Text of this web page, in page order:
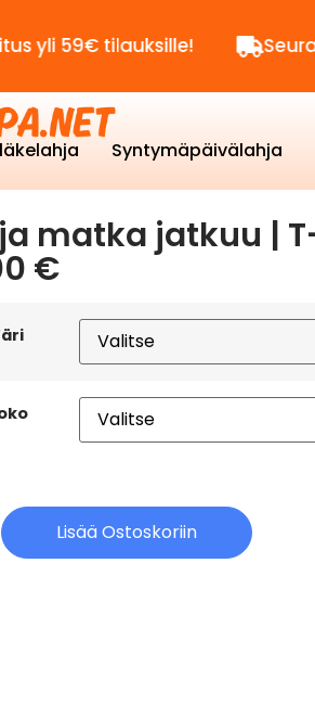
tilauksille! Seuraa
Syntymäpäivälahja
matka jatkuu |
€
Lisää Ostoskoriin